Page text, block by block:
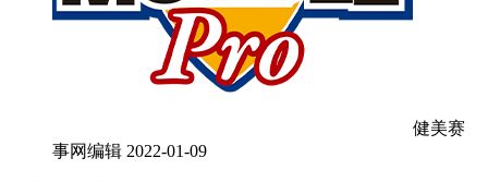
健美赛
事网编辑 2022-01-09